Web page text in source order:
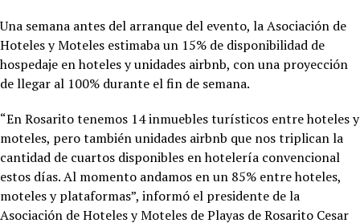
Una semana antes del arranque del evento, la Asociación de
Hoteles y Moteles estimaba un 15% de disponibilidad de
hospedaje en hoteles y unidades airbnb, con una proyección
de llegar al 100% durante el fin de semana.
“En Rosarito tenemos 14 inmuebles turísticos entre hoteles y
moteles, pero también unidades airbnb que nos triplican la
cantidad de cuartos disponibles en hotelería convencional
estos días. Al momento andamos en un 85% entre hoteles,
moteles y plataformas”, informó el presidente de la
Asociación de Hoteles y Moteles de Playas de Rosarito Cesar